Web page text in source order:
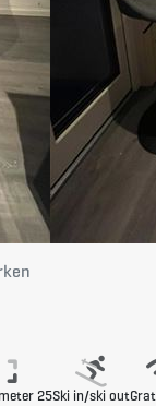
25Ski in/ski out